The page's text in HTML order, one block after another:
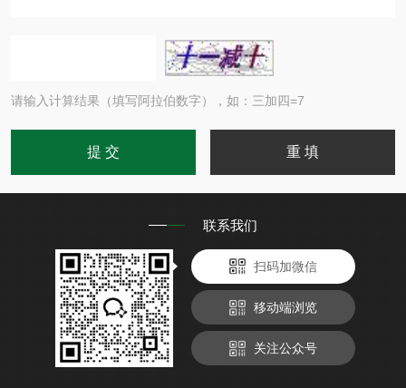
请输入计算结果（填写阿拉伯数字），如：三加四=7
联系我们
扫码加微信
移动端浏览
关注公众号